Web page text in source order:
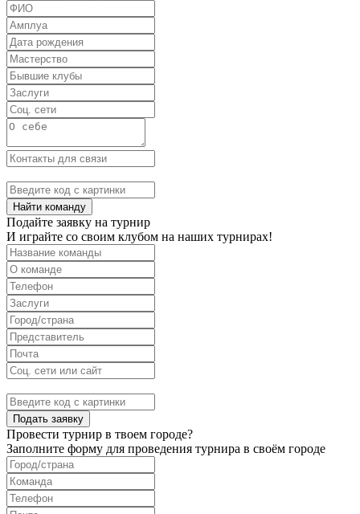
Найти команду
Подайте заявку на турнир
И играйте со своим клубом на наших турнирах!
Подать заявку
Провести турнир в твоем городе?
Заполните форму для проведения турнира в своём городе